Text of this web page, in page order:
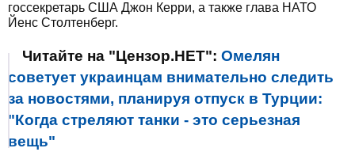
госсекретарь США Джон Керри, а также глава НАТО
Йенс Столтенберг.
Читайте на "Цензор.НЕТ": Омелян
советует украинцам внимательно следить
за новостями, планируя отпуск в Турции:
"Когда стреляют танки - это серьезная
вещь"